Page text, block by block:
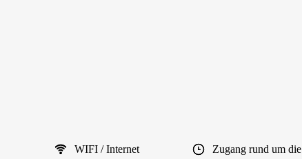
WIFI / Internet
Zugang rund um die